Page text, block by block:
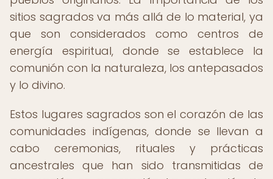
sitios sagrados va más allá de lo material, ya
que son considerados como centros de
energía espiritual, donde se establece la
comunión con la naturaleza, los antepasados
y lo divino.
Estos lugares sagrados son el corazón de las
comunidades indígenas, donde se llevan a
cabo ceremonias, rituales y prácticas
ancestrales que han sido transmitidas de